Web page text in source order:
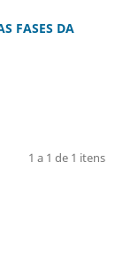
FASES DA
1 a 1 de 1 itens